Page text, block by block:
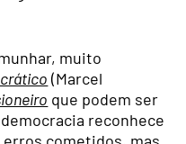
muito
(Marcel
que podem ser
reconhece